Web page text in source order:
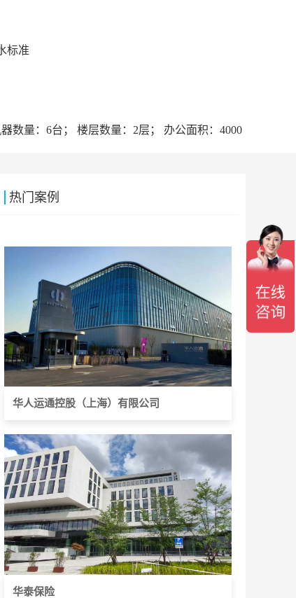
标准
数量：6台； 楼层数量：2层； 办公面积：4000
热门案例
华人运通控股（上海）有限公司
华泰保险